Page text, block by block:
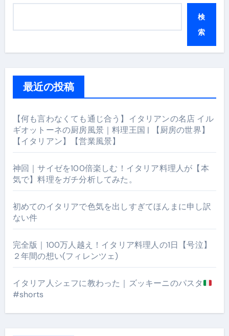
検
索
最近の投稿
【何も言わなくても通じ合う】イタリアンの名店 イル
ギオットーネの厨房風景｜料理王国 | 【厨房の世界】
【イタリアン】【営業風景】
神回｜サイゼを100倍楽しむ！イタリア料理人が【本
気で】料理をガチ分析してみた。
初めてのイタリアで色気を出しすぎてほんまに申し訳
ない件
完全版｜100万人越え！イタリア料理人の1日【号泣】
２年間の想い(フィレンツェ)
イタリア人シェフに教わった｜ズッキーニのパスタ
#shorts